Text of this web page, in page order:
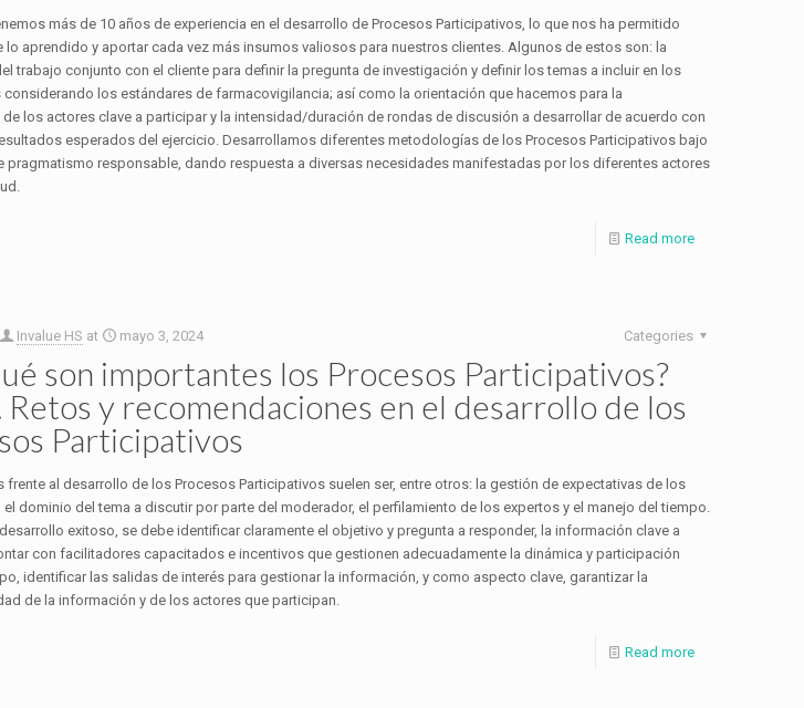
más de 10 años de experiencia en el desarrollo de Procesos Participativos, lo que nos ha permitido
lo aprendido y aportar cada vez más insumos valiosos para nuestros clientes. Algunos de estos son: la
trabajo conjunto con el cliente para definir la pregunta de investigación y definir los temas a incluir en los
los estándares de farmacovigilancia; así como la orientación que hacemos para la
los actores clave a participar y la intensidad/duración de rondas de discusión a desarrollar de acuerdo con
esperados del ejercicio. Desarrollamos diferentes metodologías de los Procesos Participativos bajo
pragmatismo responsable, dando respuesta a diversas necesidades manifestadas por los diferentes actores
Read more
Invalue HS at mayo 3, 2024 Categories
son importantes los Procesos Participativos?
Retos y recomendaciones en el desarrollo de los
Participativos
frente al desarrollo de los Procesos Participativos suelen ser, entre otros: la gestión de expectativas de los
dominio del tema a discutir por parte del moderador, el perfilamiento de los expertos y el manejo del tiempo.
exitoso, se debe identificar claramente el objetivo y pregunta a responder, la información clave a
con facilitadores capacitados e incentivos que gestionen adecuadamente la dinámica y participación
identificar las salidas de interés para gestionar la información, y como aspecto clave, garantizar la
de la información y de los actores que participan.
Read more